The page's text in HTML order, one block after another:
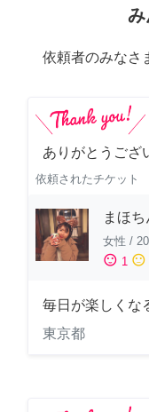
依頼者のみなさ
ありがとうござ
依頼されたチケット
まほ
女性 /
sentiment_satisfied 1 sentiment_neutral
毎日が楽しくな
東京都